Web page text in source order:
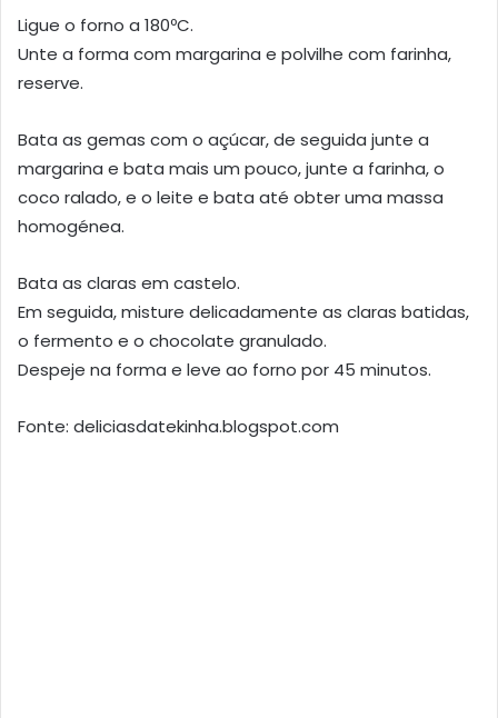
Ligue o forno a 180ºC.
Unte a forma com margarina e polvilhe com farinha,
reserve.
Bata as gemas com o açúcar, de seguida junte a
margarina e bata mais um pouco, junte a farinha, o
coco ralado, e o leite e bata até obter uma massa
homogénea.
Bata as claras em castelo.
Em seguida, misture delicadamente as claras batidas,
o fermento e o chocolate granulado.
Despeje na forma e leve ao forno por 45 minutos.
Fonte: deliciasdatekinha.blogspot.com